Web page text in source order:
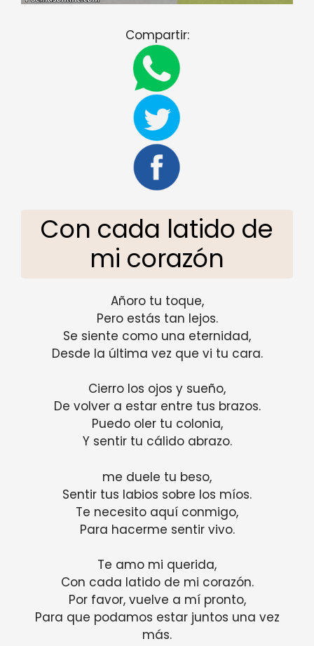
Compartir:
Con cada latido de
mi corazón
Añoro tu toque,
Pero estás tan lejos.
Se siente como una eternidad,
Desde la última vez que vi tu cara.
Cierro los ojos y sueño,
De volver a estar entre tus brazos.
Puedo oler tu colonia,
Y sentir tu cálido abrazo.
me duele tu beso,
Sentir tus labios sobre los míos.
Te necesito aquí conmigo,
Para hacerme sentir vivo.
Te amo mi querida,
Con cada latido de mi corazón.
Por favor, vuelve a mí pronto,
Para que podamos estar juntos una vez
más.